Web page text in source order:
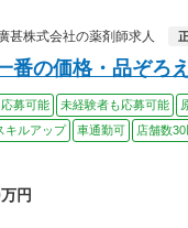
この求
たにぴったりの求人を
株式会社の薬剤師求人
番の価格・品ぞろ
募可能 未経験者も応募可能
キルアップ 車通勤可 店舗数30
円